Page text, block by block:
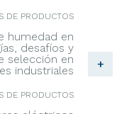
DE PRODUCTOS
humedad en
desafíos y
selección en
industriales
+
DE PRODUCTOS